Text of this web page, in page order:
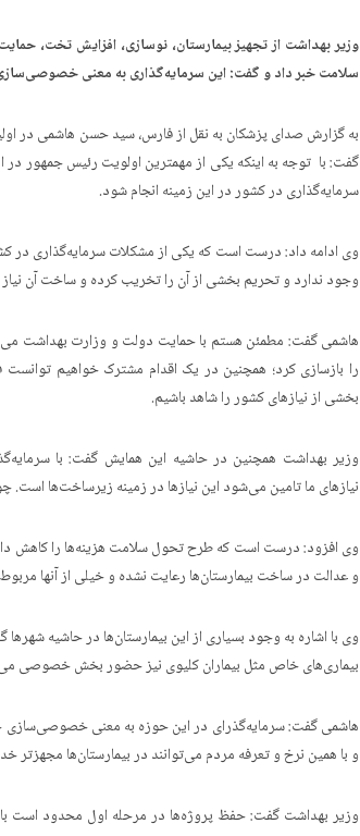
وزیر بهداشت از تجهیز بیمارستان،‌ نوسازی، افزایش تخت،
سلامت خبر داد و گفت: این سرمایه‌گذاری به معنی
به گزارش صدای پزشکان به نقل از فارس، سید حسن هاشمی در
گفت: با توجه به اینکه یکی از مهمترین اولویت‌ رئیس
سرمایه‌گذاری در کشور در این زمینه انجام شود.
وی ادامه داد: درست است که یکی از مشکلات سرمایه‌گذاری
وجود ندارد و تحریم بخشی از آن را تخریب کرده و ساخت آن نیاز
هاشمی گفت: مطمئن هستم با حمایت دولت و وزارت بهداشت
را بازسازی کرد؛ همچنین در یک اقدام مشترک خواهیم
بخشی از نیازهای کشور را شاهد باشیم.
وزیر بهداشت همچنین در حاشیه این همایش گفت: با
نیازهای ما تامین می‌شود این نیازها در زمینه زیرساخت‌ها
وی افزود: درست است که طرح تحول سلامت هزینه‌ها را کاهش
و عدالت در ساخت بیمارستان‌ها رعایت نشده و خیلی از آنها مربوط به ۵۰ سال قبل
وی با اشاره به وجود بسیاری از این بیمارستان‌ها در حاشیه
بیماری‌های خاص مثل بیماران کلیوی نیز حضور بخش خصوصی
هاشمی گفت: سرمایه‌گذرای در این حوزه به معنی خصوصی‌سازی
و با همین نرخ و تعرفه مردم می‌توانند در بیمارستان‌ها مجهزتر
وزیر بهداشت گفت: حفظ پروژه‌ها در مرحله اول محدود است